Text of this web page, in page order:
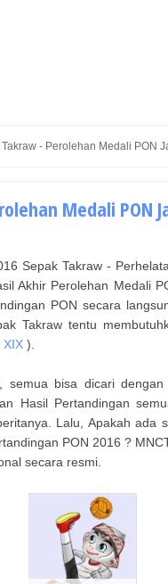
- Perolehan Medali PON
Medali PON
Sepak Takraw -
Akhir Perolehan Medali
PON secara
Takraw tentu
XIX ).
semua bisa dicari
Hasil Pertandingan
Lalu, Apakah ada
PON 2016 ?
secara resmi.